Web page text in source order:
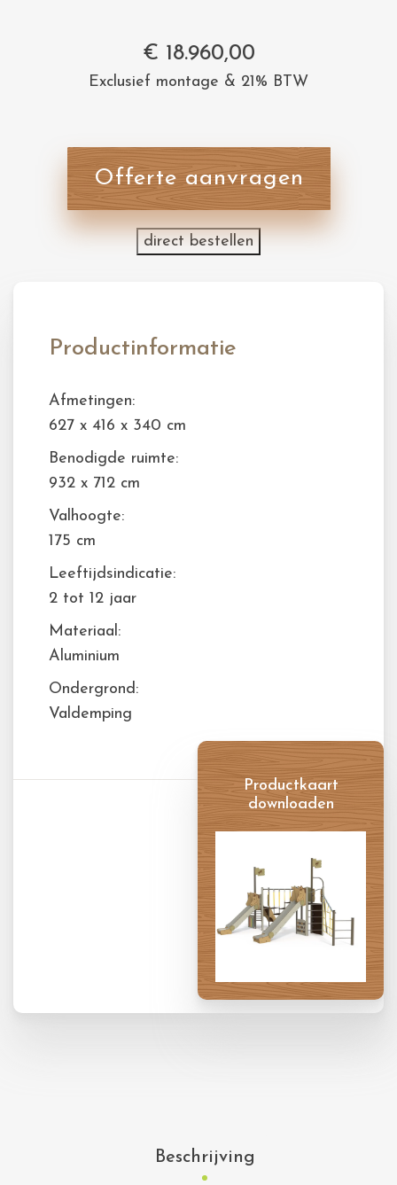
€ 18.960,00
Exclusief montage & 21% BTW
Offerte aanvragen
direct bestellen
Productinformatie
Afmetingen:
627 x 416 x 340 cm
Benodigde ruimte:
932 x 712 cm
Valhoogte:
175 cm
Leeftijdsindicatie:
2 tot 12 jaar
Materiaal:
Aluminium
Ondergrond:
Valdemping
Productkaart
downloaden
Beschrijving